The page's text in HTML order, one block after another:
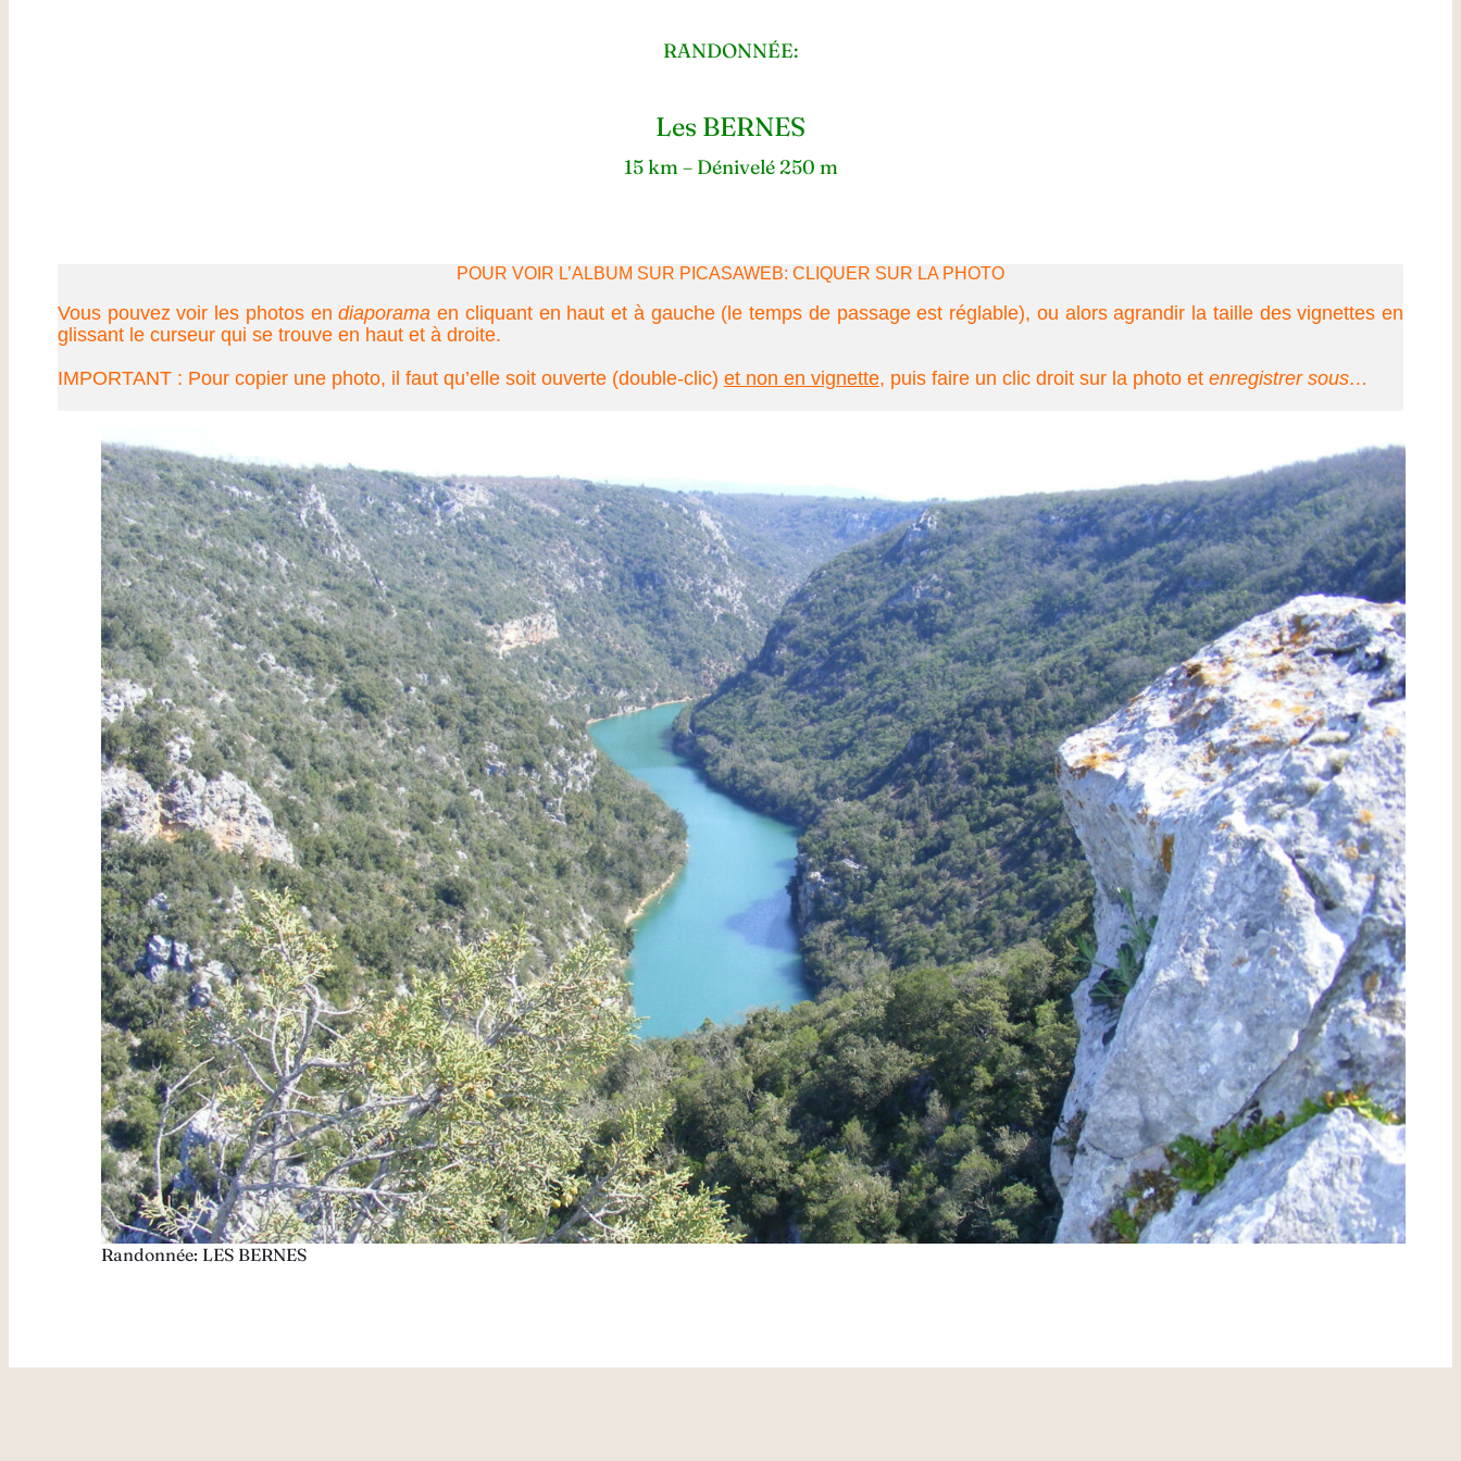
RANDONNÉE:
Les BERNES
15 km – Dénivelé 250 m
POUR VOIR L’ALBUM SUR PICASAWEB: CLIQUER SUR LA PHOTO
Vous pouvez voir les photos endiaporama en cliquant en haut et à gauche (le temps de passage est réglable), ou alors agrandir la taille des vignettes en
glissant le curseur qui se trouve en haut et à droite.
IMPORTANT : Pour copier une photo, il faut qu’elle soit ouverte (double-clic) et non en vignette, puis faire un clic droit sur la photo et enregistrer sous…
Randonnée: LES BERNES